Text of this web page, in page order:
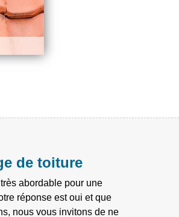
de toiture
abordable pour une
réponse est oui et que
nous vous invitons de ne